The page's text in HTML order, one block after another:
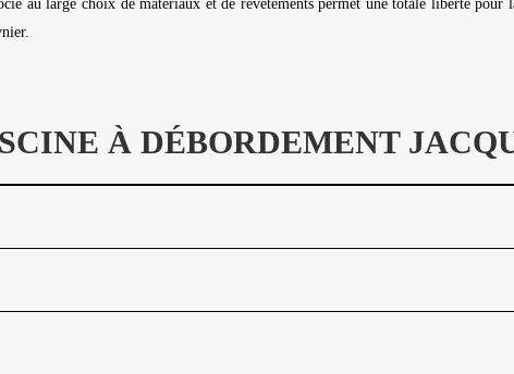
au large choix de matériaux et de revêtements permet une totale liberté
À DÉBORDEMENT